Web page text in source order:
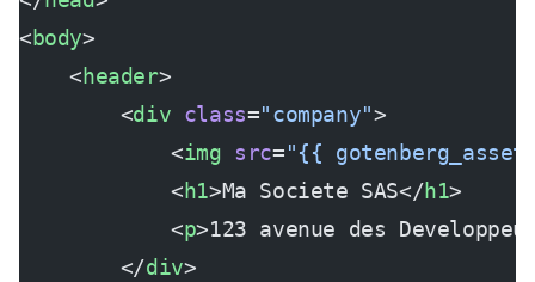
<body>
    <
header>
        <
div class="company">
            <
img src="{{
            <
h1>Ma Societe SAS</h1>
            <
p>123 avenue des
        </
div>